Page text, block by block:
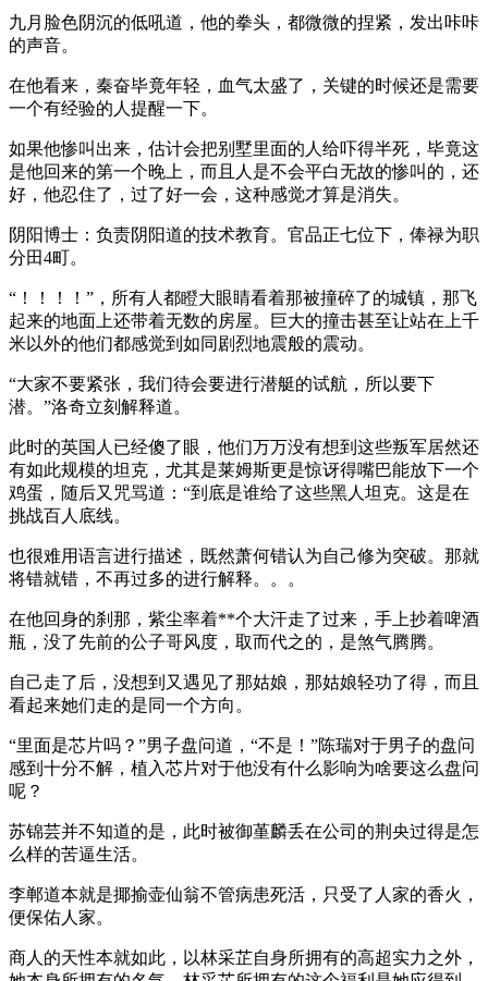
九月脸色阴沉的低吼道，他的拳头，都微微的捏紧，发出咔咔
的声音。
在他看来，秦奋毕竟年轻，血气太盛了，关键的时候还是需要
一个有经验的人提醒一下。
如果他惨叫出来，估计会把别墅里面的人给吓得半死，毕竟这
是他回来的第一个晚上，而且人是不会平白无故的惨叫的，还
好，他忍住了，过了好一会，这种感觉才算是消失。
阴阳博士：负责阴阳道的技术教育。官品正七位下，俸禄为职
分田4町。
“！！！！”，所有人都瞪大眼睛看着那被撞碎了的城镇，那飞
起来的地面上还带着无数的房屋。巨大的撞击甚至让站在上千
米以外的他们都感觉到如同剧烈地震般的震动。
“大家不要紧张，我们待会要进行潜艇的试航，所以要下
潜。”洛奇立刻解释道。
此时的英国人已经傻了眼，他们万万没有想到这些叛军居然还
有如此规模的坦克，尤其是莱姆斯更是惊讶得嘴巴能放下一个
鸡蛋，随后又咒骂道：“到底是谁给了这些黑人坦克。这是在
挑战百人底线。
也很难用语言进行描述，既然萧何错认为自己修为突破。那就
将错就错，不再过多的进行解释。。。
在他回身的刹那，紫尘率着**个大汗走了过来，手上抄着啤酒
瓶，没了先前的公子哥风度，取而代之的，是煞气腾腾。
自己走了后，没想到又遇见了那姑娘，那姑娘轻功了得，而且
看起来她们走的是同一个方向。
“里面是芯片吗？”男子盘问道，“不是！”陈瑞对于男子的盘问
感到十分不解，植入芯片对于他没有什么影响为啥要这么盘问
呢？
苏锦芸并不知道的是，此时被御堇麟丢在公司的荆央过得是怎
么样的苦逼生活。
李郸道本就是揶揄壶仙翁不管病患死活，只受了人家的香火，
便保佑人家。
商人的天性本就如此，以林采芷自身所拥有的高超实力之外，